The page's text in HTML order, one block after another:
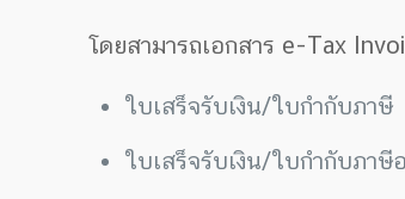
โดยสามารถเอกสาร e-Tax
ใบเสร็จรับเงิน/ใบกำกับภาษี
ใบเสร็จรับเงิน/ใบกำกับภาษี